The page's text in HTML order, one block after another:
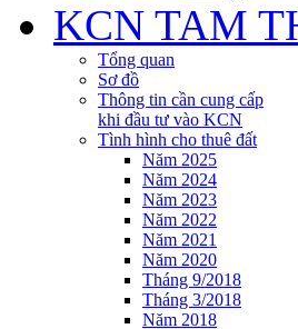
KCN TAM
Tổng quan
Sơ đồ
Thông tin cần cung cấp
khi đầu tư vào KCN
Tình hình cho thuê đất
Năm 2025
Năm 2024
Năm 2023
Năm 2022
Năm 2021
Năm 2020
Tháng 9/2018
Tháng 3/2018
Năm 2018